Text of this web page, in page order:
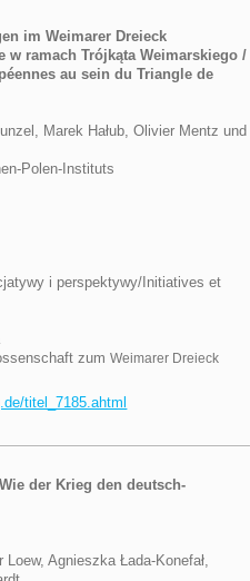
im Weimarer Dreieck
w ramach Trójkąta Weimarskiego /
au sein du Triangle de
Marek Hałub, Olivier Mentz und
Polen-Instituts
i perspektywy/Initiatives et
zumWeimarer Dreieck
titel_7185.ahtml
der Krieg den deutsch-
Agnieszka Łada-Konefał,